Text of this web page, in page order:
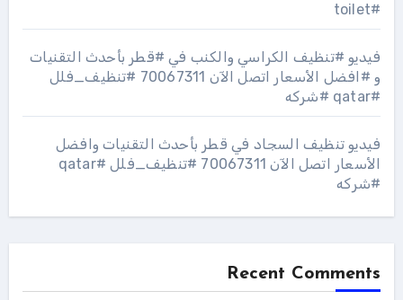
#toilet
فيديو #تنظيف الكراسي والكنب في #قطر بأحدث التقنيات
و #افضل الأسعار اتصل الآن 70067311 #تنظيف_فلل
#qatar #شركه
فيديو تنظيف السجاد في قطر بأحدث التقنيات وافضل
الأسعار اتصل الآن 70067311 #تنظيف_فلل #qatar
#شركه
Recent Comments